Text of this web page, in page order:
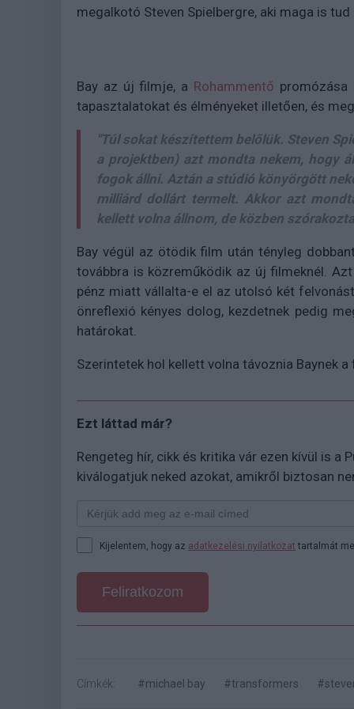
megalkotó Steven Spielbergre, aki maga is
Bay az új filmje, a Rohammentő promózása
tapasztalatokat és élményeket illetően, és
"Túl sokat készítettem belőlük. Steven
a projektben) azt mondta nekem, hogy
fogok állni. Aztán a stúdió könyörgött
milliárd dollárt termelt. Akkor azt
kellett volna állnom, de közben
Bay végül az ötödik film után tényleg
továbbra is közreműködik az új filmeknél.
pénz miatt vállalta-e el az utolsó két
önreflexió kényes dolog, kezdetnek pedig
határokat.
Szerintetek hol kellett volna távoznia Baynek
Ezt láttad már?
Rengeteg hír, cikk és kritika vár ezen kívül is
kiválogatjuk neked azokat, amikről biztosan
Kijelentem, hogy az adatkezelési nyilatkozat tartalmát
Feliratkozom
Címkék: #michael bay #transformers